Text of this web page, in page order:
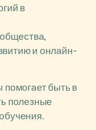
в
и онлайн-
помогает быть в
полезные